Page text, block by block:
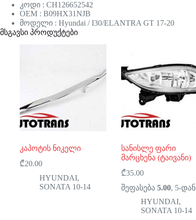
კოდი : CH126652542
OEM : B09HX31NJB
მოდელი : Hyundai / I30/ELANTRA GT 17-20
მსგავსი პროდუქტები
კაპოტის ნიკელი
₾20.00
HYUNDAI,
SONATA 10-14
სანისლე ფარი
მარცხენა (ტაივანი)
₾35.00
შეფასება5.00, 5-დან
HYUNDAI,
SONATA 10-14